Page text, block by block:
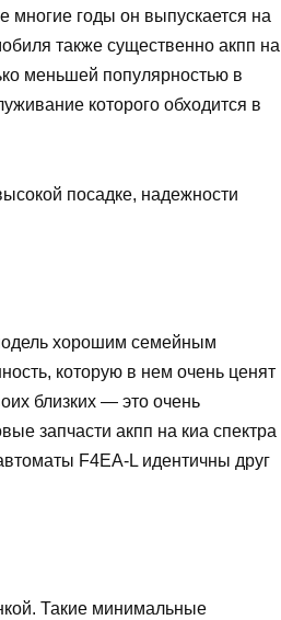
многие годы он выпускается на
также существенно акпп на
меньшей популярностью в
которого обходится в
посадке, надежности
хорошим семейным
которую в нем очень ценят
близких — это очень
запчасти акпп на киа спектра
F4EA-L идентичны друг
Такие минимальные